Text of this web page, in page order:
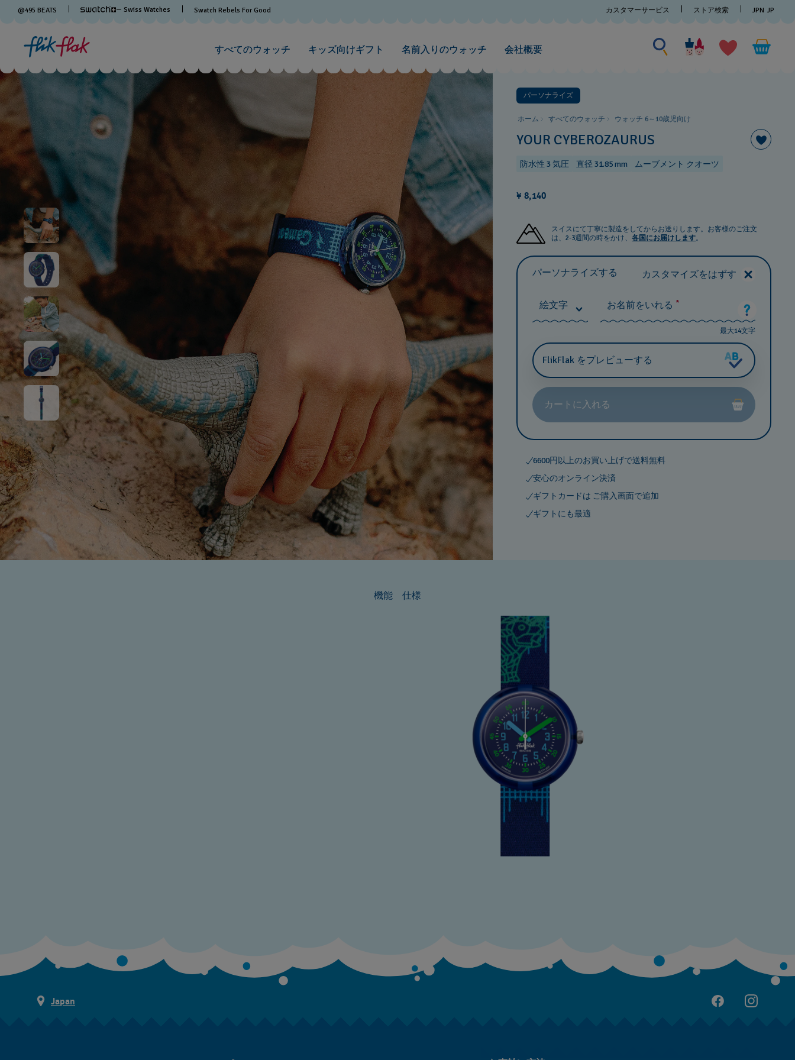
@495 BEATS — Swiss Watches Swatch Rebels For Good カスタマーサービス ストア検索 JPN JP
すべてのウォッチ キッズ向けギフト 名前入りのウォッチ 会社概要
何
か
を
パーソナライズ
ホーム すべてのウォッチ ウォッチ 6～10歳児向け
YOUR CYBEROZAURUS
防水性 3 気圧 直径 31.85 mm ムーブメント クオーツ
¥ 8,140
スイスにて丁寧に製造をしてからお送りします。お客様のご注文
は、2-3週間の時をかけ、各国にお届けします。
パーソナライズする カスタマイズをはずす
絵文字 お名前をいれる *
最大14文字
FlikFlak をプレビューする
カートに入れる
6600円以上のお買い上げで送料無料
安心のオンライン決済
ギフトカードは ご購入画面で追加
ギフトにも最適
機能 仕様
Japan